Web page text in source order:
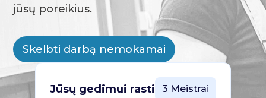
jūsų poreikius.
Skelbti darbą nemokamai
Jūsų gedimui rasti 3 Meistrai